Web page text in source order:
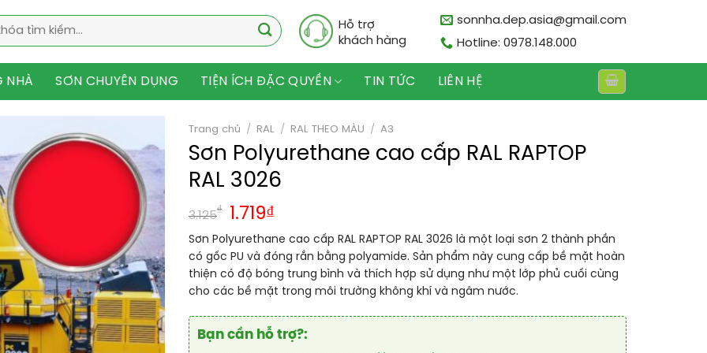
Hỗ trợ
khách hàng
sonnha.dep.asia@gmail.com
Hotline: 0978.148.000
NHÀ SƠN CHUYÊN DỤNG TIỆN ÍCH ĐẶC QUYỀN TIN TỨC LIÊN HỆ
Trang chủ / RAL / RAL THEO MÀU / A3
Sơn Polyurethane cao cấp RAL RAPTOP
RAL 3026
3.125
₫ 1.719₫
Sơn Polyurethane cao cấp RAL RAPTOP RAL 3026 là một loại sơn 2 thành phần
có gốc PU và đóng rắn bằng polyamide. Sản phẩm này cung cấp bề mặt hoàn
thiện có độ bóng trung bình và thích hợp sử dụng như một lớp phủ cuối cùng
cho các bề mặt trong môi trường không khí và ngâm nước.
Bạn cần hỗ trợ?: